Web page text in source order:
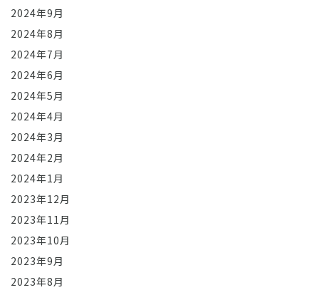
2024年9月
2024年8月
2024年7月
2024年6月
2024年5月
2024年4月
2024年3月
2024年2月
2024年1月
2023年12月
2023年11月
2023年10月
2023年9月
2023年8月